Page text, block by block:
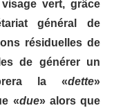
vert, grâce
général de
résiduelles de
de générer un
la «dette»
«due» alors que